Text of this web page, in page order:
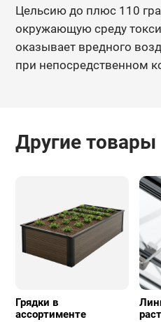
Цельсию до плюс 110
окружающую среду
оказывает вредного
при непосредственном
Другие товары
Грядки в
ассортименте